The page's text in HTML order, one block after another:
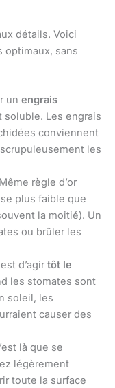
détails. Voici
optimaux, sans
un engrais
Les engrais
conviennent
les
règle d’or
plus faible que
la moitié). Un
ou brûler les
d’agir tôt le
les stomates sont
soleil, les
causer des
là que se
légèrement
toute la surface